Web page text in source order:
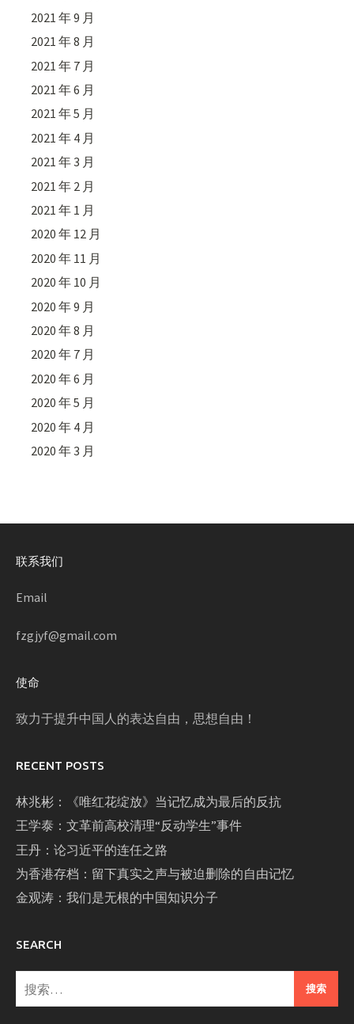
2021 年 9 月
2021 年 8 月
2021 年 7 月
2021 年 6 月
2021 年 5 月
2021 年 4 月
2021 年 3 月
2021 年 2 月
2021 年 1 月
2020 年 12 月
2020 年 11 月
2020 年 10 月
2020 年 9 月
2020 年 8 月
2020 年 7 月
2020 年 6 月
2020 年 5 月
2020 年 4 月
2020 年 3 月
联系我们
Email
fzgjyf@gmail.com
使命
致力于提升中国人的表达自由，思想自由！
RECENT POSTS
林兆彬：《唯红花绽放》当记忆成为最后的反抗
王学泰：文革前高校清理“反动学生”事件
王丹：论习近平的连任之路
为香港存档：留下真实之声与被迫删除的自由记忆
金观涛：我们是无根的中国知识分子
SEARCH
搜
索：